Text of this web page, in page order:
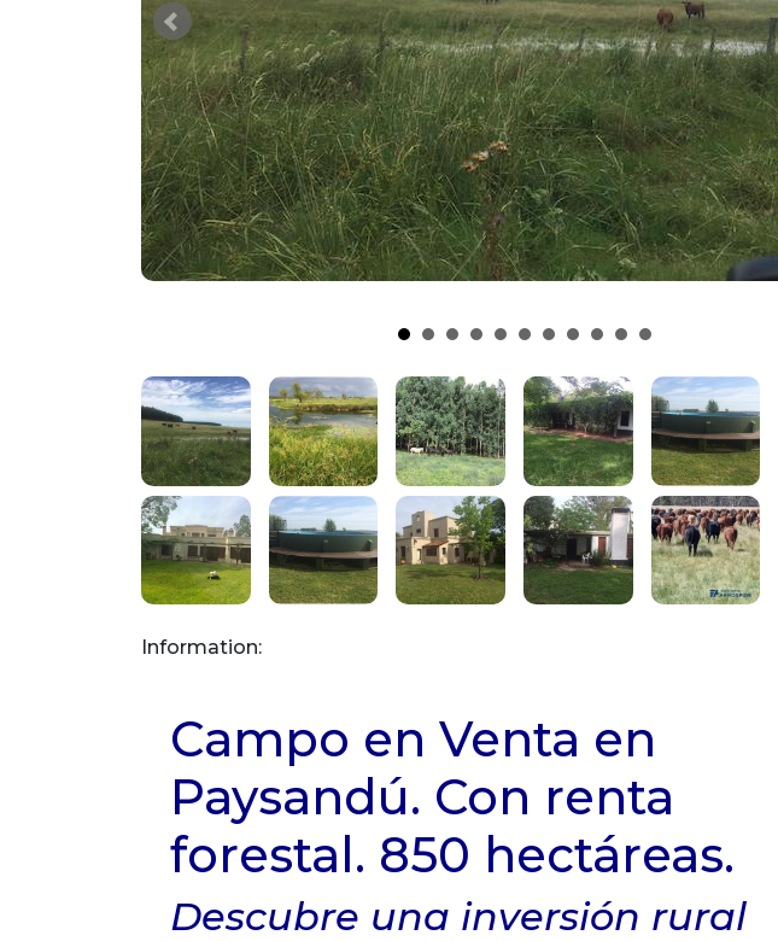
Information:
Campo en Venta en
Paysandú. Con renta
forestal. 850 hectáreas.
Descubre una inversión rural